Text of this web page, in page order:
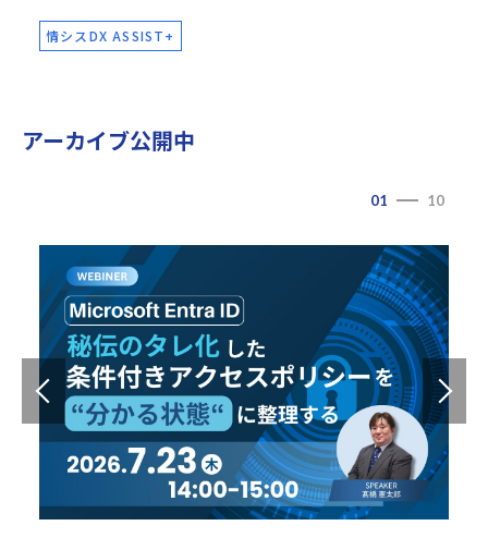
情シスDX ASSIST+
アーカイブ公開中
01 10